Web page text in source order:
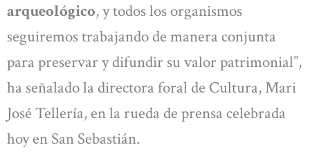
arqueológico, y todos los organismos
seguiremos trabajando de manera conjunta
para preservar y difundir su valor patrimonial”,
ha señalado la directora foral de Cultura, Mari
José Tellería, en la rueda de prensa celebrada
hoy en San Sebastián.